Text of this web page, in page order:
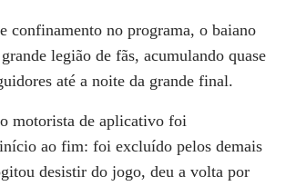
confinamento no programa, o baiano
legião de fãs, acumulando quase
até a noite da grande final.
motorista de aplicativo foi
ao fim: foi excluído pelos demais
desistir do jogo, deu a volta por